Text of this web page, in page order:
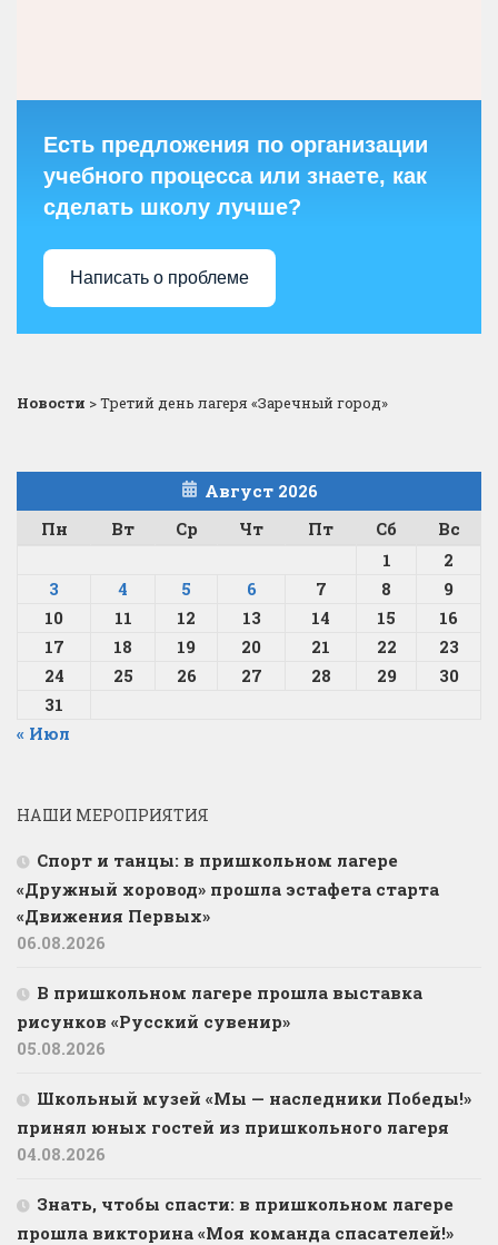
Есть предложения по организации
учебного процесса или знаете, как
сделать школу лучше?
Написать о проблеме
Новости >Третий день лагеря «Заречный город»
Август 2026
Пн
Вт Ср Чт Пт Сб
Вс
1
2
3
4 5 6 7 8
9
10
11 12 13 14 15
16
17
18 19 20 21 22
23
24
25 26 27 28 29
30
31
« Июл
НАШИ МЕРОПРИЯТИЯ
Спорт и танцы: в пришкольном лагере
«Дружный хоровод» прошла эстафета старта
«Движения Первых»
06.08.2026
В пришкольном лагере прошла выставка
рисунков «Русский сувенир»
05.08.2026
Школьный музей «Мы — наследники Победы!»
принял юных гостей из пришкольного лагеря
04.08.2026
Знать, чтобы спасти: в пришкольном лагере
прошла викторина «Моя команда спасателей!»